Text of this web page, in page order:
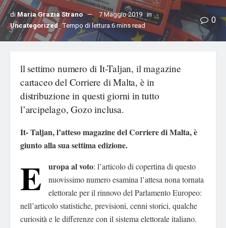
diMaria Grazia Strano 7 Maggio 2019 in
Uncategorized Tempo di lettura:6 mins read 0
ll settimo numero di It-Taljan, il magazine
cartaceo del Corriere di Malta, è in
distribuzione in questi giorni in tutto
l’arcipelago, Gozo inclusa.
It- Taljan, l’atteso magazine del Corriere di Malta, è
giunto alla sua settima edizione.
E uropa al voto: l’articolo di copertina di questo
nuovissimo numero esamina l’attesa nona tornata
elettorale per il rinnovo del Parlamento Europeo:
nell’articolo statistiche, previsioni, cenni storici, qualche
curiosità e le differenze con il sistema elettorale italiano.